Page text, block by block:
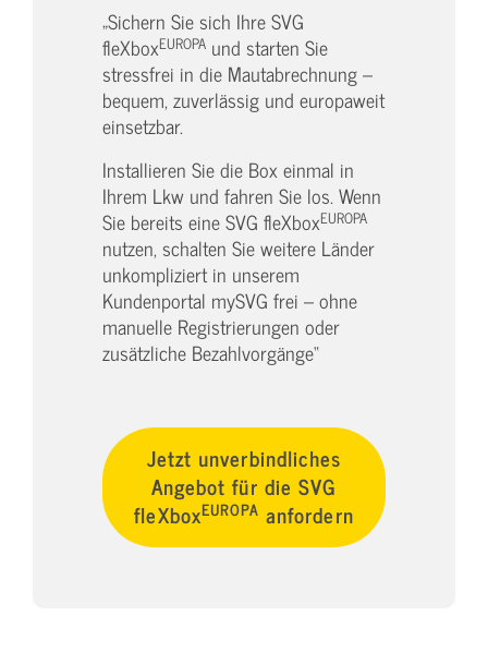
„Sichern Sie sich Ihre SVG
fleXboxEUROPA und starten Sie
stressfrei in die Mautabrechnung –
bequem, zuverlässig und europaweit
einsetzbar.
Installieren Sie die Box einmal in
Ihrem Lkw und fahren Sie los. Wenn
Sie bereits eine SVG fleXboxEUROPA
nutzen, schalten Sie weitere Länder
unkompliziert in unserem
Kundenportal mySVG frei – ohne
manuelle Registrierungen oder
zusätzliche Bezahlvorgänge“
Jetzt unverbindliches
Angebot für die SVG
fleXboxEUROPA anfordern